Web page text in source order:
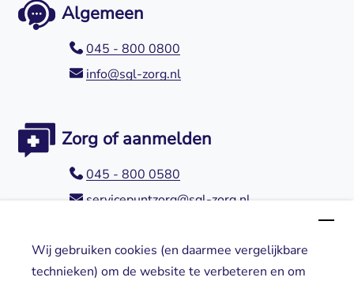
Wij gebruiken cookies (en daarmee vergelijkbare
technieken) om de website te verbeteren en om
Algemeen
045 - 800 0800
info@sgl-zorg.nl
Zorg of aanmelden
045 - 800 0580
servicepuntzorg@sgl-zorg.nl
Direct naar